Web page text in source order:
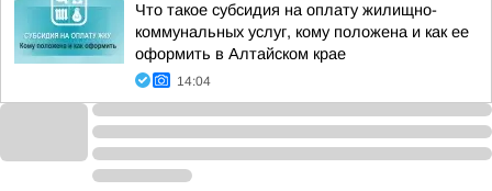
Что такое субсидия на оплату жилищно-
коммунальных услуг, кому положена и как ее
оформить в Алтайском крае
14:04